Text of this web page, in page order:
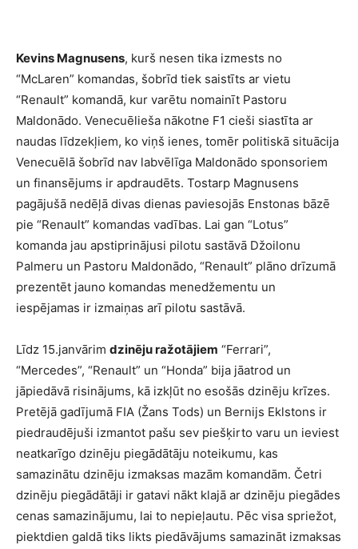
Kevins Magnusens, kurš nesen tika izmests no
“McLaren” komandas, šobrīd tiek saistīts ar vietu
“Renault” komandā, kur varētu nomainīt Pastoru
Maldonādo. Venecuēlieša nākotne F1 cieši siastīta ar
naudas līdzekļiem, ko viņš ienes, tomēr politiskā situācija
Venecuēlā šobrīd nav labvēlīga Maldonādo sponsoriem
un finansējums ir apdraudēts. Tostarp Magnusens
pagājušā nedēļā divas dienas paviesojās Enstonas bāzē
pie “Renault” komandas vadības. Lai gan “Lotus”
komanda jau apstiprinājusi pilotu sastāvā Džoilonu
Palmeru un Pastoru Maldonādo, “Renault” plāno drīzumā
prezentēt jauno komandas menedžementu un
iespējamas ir izmaiņas arī pilotu sastāvā.
Līdz 15.janvārim dzinēju ražotājiem “Ferrari”,
“Mercedes”, “Renault” un “Honda” bija jāatrod un
jāpiedāvā risinājums, kā izkļūt no esošās dzinēju krīzes.
Pretējā gadījumā FIA (Žans Tods) un Bernijs Eklstons ir
piedraudējuši izmantot pašu sev piešķirto varu un ieviest
neatkarīgo dzinēju piegādātāju noteikumu, kas
samazinātu dzinēju izmaksas mazām komandām. Četri
dzinēju piegādātāji ir gatavi nākt klajā ar dzinēju piegādes
cenas samazinājumu, lai to nepieļautu. Pēc visa spriežot,
piektdien galdā tiks likts piedāvājums samazināt izmaksas